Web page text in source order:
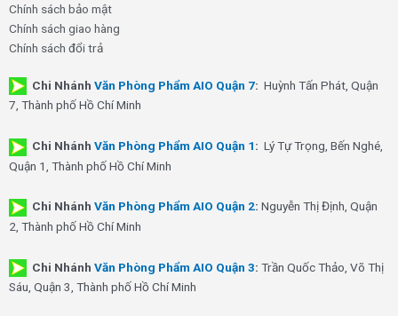
Chính sách bảo mật
Chính sách giao hàng
Chính sách đổi trả
Chi Nhánh Văn Phòng Phẩm AIO Quận 7: Huỳnh Tấn Phát, Quận
7, Thành phố Hồ Chí Minh
Chi Nhánh Văn Phòng Phẩm AIO Quận 1: Lý Tự Trọng, Bến Nghé,
Quận 1, Thành phố Hồ Chí Minh
Chi Nhánh Văn Phòng Phẩm AIO Quận 2: Nguyễn Thị Định, Quận
2, Thành phố Hồ Chí Minh
Chi Nhánh Văn Phòng Phẩm AIO Quận 3: Trần Quốc Thảo, Võ Thị
Sáu, Quận 3, Thành phố Hồ Chí Minh